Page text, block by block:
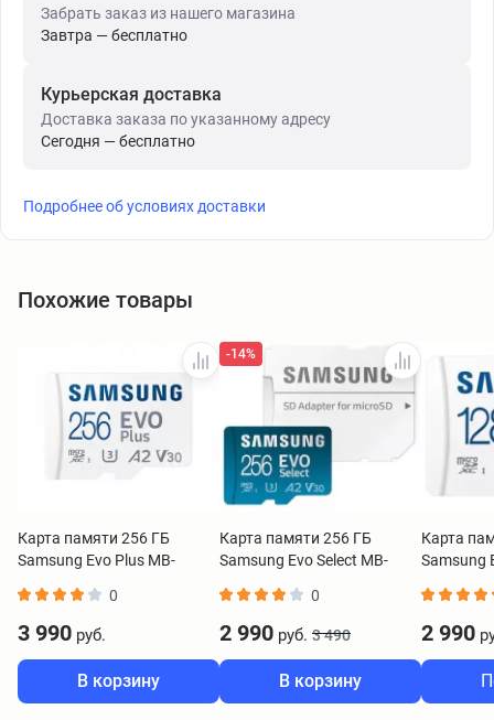
Забрать заказ из нашего магазина
Завтра — бесплатно
Курьерская доставка
Доставка заказа по указанному адресу
Сегодня — бесплатно
Подробнее об условиях доставки
Похожие товары
Карта памяти 256 ГБ
Samsung Evo Plus MB-
0
3 990 руб.
В корзину
-14%
Карта памяти 256 ГБ
Samsung Evo Select MB-
0
2 990 руб. 3 490
В корзину
Карта
Samsung
2 990